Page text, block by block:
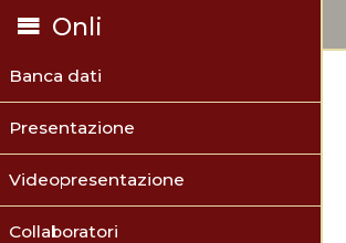
Onli
Banca dati
Presentazione
Videopresentazione
Collaboratori